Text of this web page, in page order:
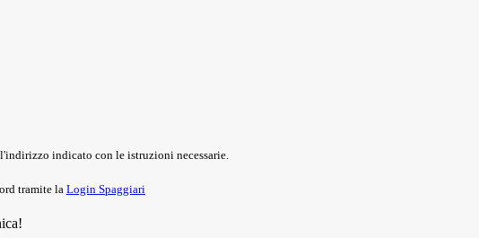
indicato con le istruzioni necessarie.
tramite la Login Spaggiari